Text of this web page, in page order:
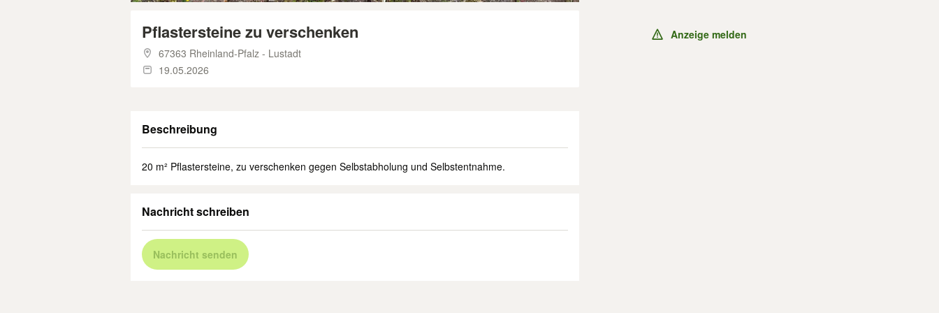
Pflastersteine zu verschenken
67363 Rheinland-Pfalz - Lustadt
19.05.2026
Beschreibung
20 m² Pflastersteine, zu verschenken gegen Selbstabholung und Selbstentnahme.
Nachricht schreiben
Nachricht senden
Anzeige melden